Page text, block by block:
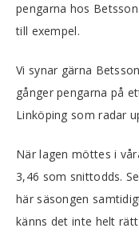
pengarna hos
till exempel.
Vi synar gärna
gånger pengarna på
Linköping som radar
När lagen möttes i
3,46 som snittodds.
här säsongen
känns det inte helt